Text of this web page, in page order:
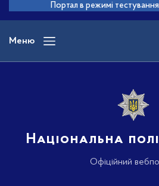
основного
вмісту
Портал в режимі
Меню
Національна
Офіційний